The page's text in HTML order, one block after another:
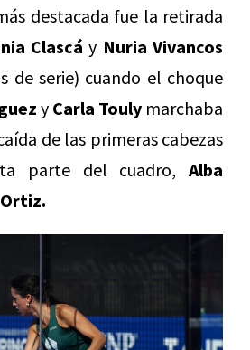
destacada fue la retirada
Clascá y Nuria Vivancos
de serie) cuando el choque
y Carla Touly marchaba
de las primeras cabezas
parte del cuadro, Alba